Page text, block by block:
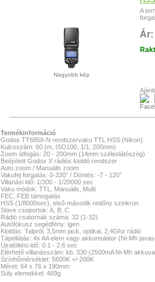
Nagyobb kép
A
Ár:
Termékinformáció
Godox TT685II-N rendszervaku TTL HSS (Nikon)
Kulcsszám: 60 (m, ISO100, 1/1, 200mm)
Zoom átfogás: 20 - 200mm (14mm széleslátószög)
Beépített Godox X rádiós kioldó rendszer
Auto zoom / Manuális zoom
Vakufej forgatás: 0-330° / Döntés: -7 - 120°
Villanási idő: 1/300 - 1/20000 sec
Vaku módok: TTL, Manuális, Multi
FEC, FEB támogatás
HSS (1/8000sec), első-második redőny szinkron
Slave csoportok: A, B, C
Rádió csatornák száma: 32 (1-32)
Autófókusz segédfény: igen
Kioldás: Talpról, 3,5mm jack, optikai, 2,4Ghz rádió
Tápellátás: 4x AA elem vagy akkumulátor (Ni-Mh
Újratöltési idő: 0.1 - 2.6 sec
Elérhető villanásszám: kb. 330 (2500mA Ni-Mh
Színhőmérséklet: 5600K +/-200K
Méret: 64 x 76 x 190mm
Súly elemekkel: 489g